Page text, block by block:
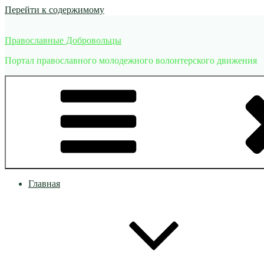
Перейти к содержимому
Православные Добровольцы
Портал православного молодежного волонтерского движения
Главная